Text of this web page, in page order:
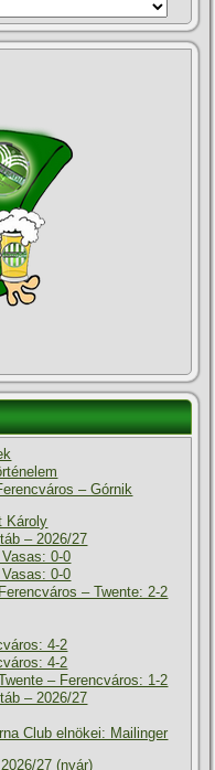
– Górnik
Károly
– 2026/27
0-0
0-0
– Twente: 2-2
4-2
4-2
– Ferencváros: 1-2
– 2026/27
Club elnökei: Mailinger
27 (nyár)